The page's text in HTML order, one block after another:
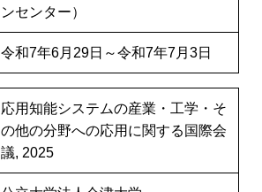
ンセンター）
令和7年6月29日～令和7年7月3日
応用知能システムの産業・工学・そ
の他の分野への応用に関する国際会
議, 2025